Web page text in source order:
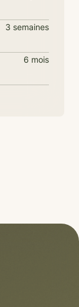
3 semaines
6 mois